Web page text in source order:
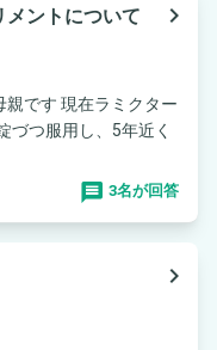
ントについて
navigate_next
です 現在ラミクター
づつ服用し、5年近く
3名が回答
navigate_next